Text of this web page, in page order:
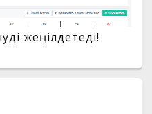
жеңілдетеді!